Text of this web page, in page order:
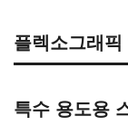
플렉소그래
특수 용도용